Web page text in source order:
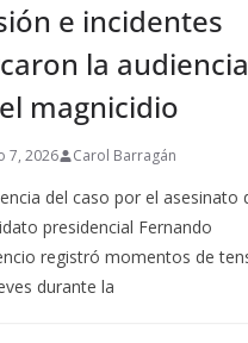
e incidentes
la audiencia
magnicidio
7, 2026 Carol Barragán
del caso por el asesinato
presidencial Fernando
registró momentos de
durante la